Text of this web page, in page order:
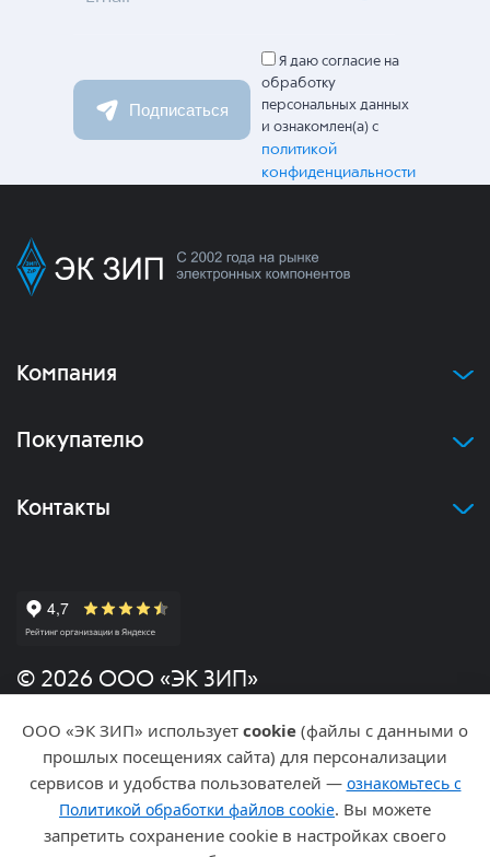
Подписаться
Я даю согласие на
обработку
персональных данных
и ознакомлен(а) с
политикой
конфиденциальности
Компания
Покупателю
Контакты
© 2026 ООО «ЭК ЗИП»
Политика конфиденциальности
Разработка и продвижение
ООО «ЭК ЗИП» использует cookie (файлы с данными о
прошлых посещениях сайта) для персонализации
сервисов и удобства пользователей — ознакомьтесь с
Политикой обработки файлов cookie. Вы можете
запретить сохранение cookie в настройках своего